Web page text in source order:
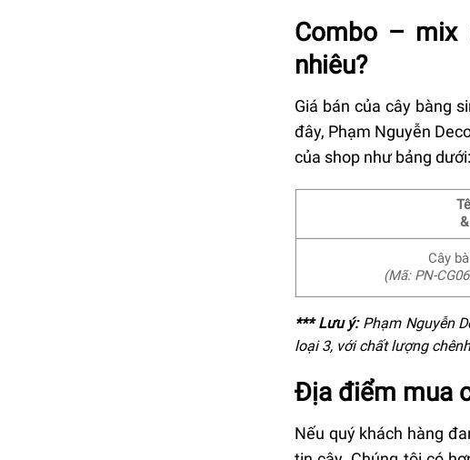
Combo – mix
nhiêu?
Giá bán của cây bàng
đây, Phạm Nguyễn
của shop như bảng dưới:
Cây
(Mã: PN-
*** Lưu ý: Phạm Nguyễn
loại 3, với chất lượng
Địa điểm mua
Nếu quý khách hàng